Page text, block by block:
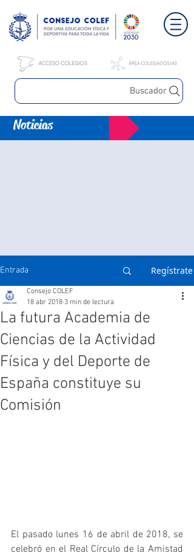
Buscador
Noticias
Entrada Regístrate
La futura Academia de
Ciencias de la Actividad
Física y del Deporte de
España constituye su
Comisión
Consejo COLEF
18 abr 2018 3 min de lectura
El pasado lunes 16 de abril de 2018, se
celebró en el Real Círculo de la Amistad